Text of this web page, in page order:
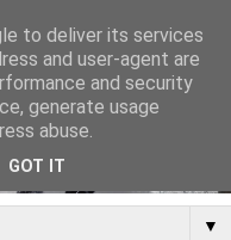
▼
to deliver its services
and user-agent are
and security
generate usage
abuse.
GOT IT